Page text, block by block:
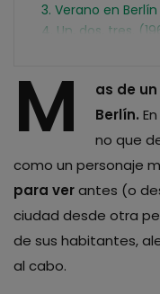
3. Verano en
4. Un, dos, tres.
5. La vida de los
7. El hundimiento
8. Berlín, año
9. Yo, Cristina F.
M
as de
Berlín.
no que
como un personaje
para verantes (o
ciudad desde otra
de sus habitantes,
al cabo.